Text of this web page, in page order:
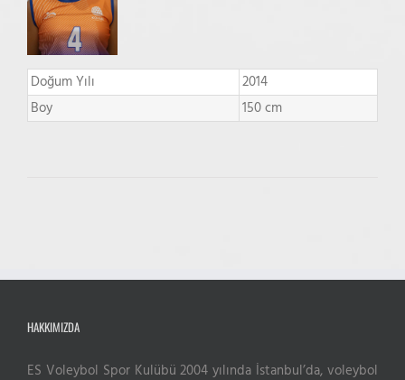
Doğum Yılı
2014
Boy
150 cm
HAKKIMIZDA
ES Voleybol Spor Kulübü 2004 yılında İstanbul’da, voleybol